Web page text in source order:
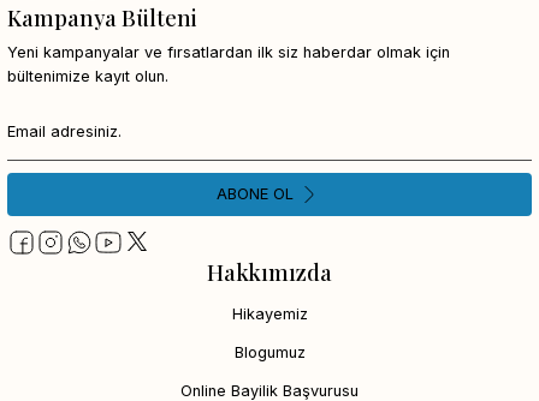
Hakkımızda
Hikayemiz
Blogumuz
Online Bayilik Başvurusu
Kampanya Bülteni
Yeni kampanyalar ve fırsatlardan ilk siz haberdar olmak için
bültenimize kayıt olun.
ABONE OL